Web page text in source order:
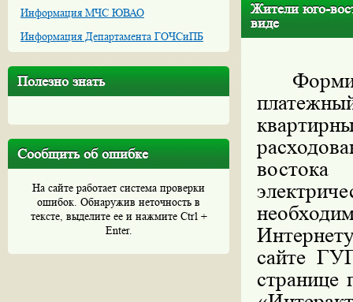
Информация МЧС ЮВАО
Информация Департамента ГОЧСиПБ
Полезно знать
Сообщить об ошибке
На сайте работает система проверки
ошибок. Обнаружив неточность в
тексте, выделите ее и нажмите Ctrl +
Enter.
Жители юго-
виде
сайте
странице